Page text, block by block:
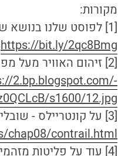
מקורות:
[1] לפוסט שלנו בנושא שובלי התעבות
https://bit.ly/2qc8Bmg
[2]
זיהום האוויר מעל
2.bp.blogspot.com/-
s1600/12.jpg
[3] על קונטריילס - שובלי התעבות של מטוסים
chap08/contrail.html
[4] עוד על פליטות מזהמים מספינות